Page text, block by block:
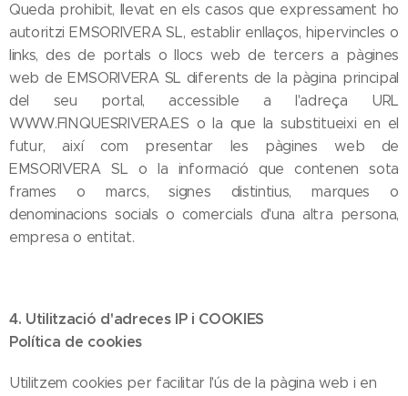
Queda prohibit, llevat en els casos que expressament ho
autoritzi EMSORIVERA SL, establir enllaços, hipervincles o
links, des de portals o llocs web de tercers a pàgines
web de EMSORIVERA SL diferents de la pàgina principal
del seu portal, accessible a l'adreça URL
WWW.FINQUESRIVERA.ES o la que la substitueixi en el
futur, així com presentar les pàgines web de
EMSORIVERA SL o la informació que contenen sota
frames o marcs, signes distintius, marques o
denominacions socials o comercials d'una altra persona,
empresa o entitat.
4. Utilització d'adreces IP i COOKIES
Política de cookies
Utilitzem cookies per facilitar l'ús de la pàgina web i en